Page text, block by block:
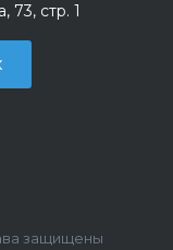
73, стр. 1
защищены